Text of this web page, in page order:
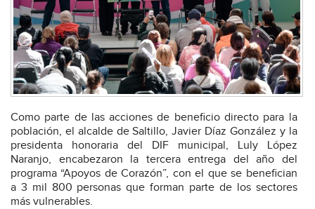
Como parte de las acciones de beneficio directo para la
población, el alcalde de Saltillo, Javier Díaz González y la
presidenta honoraria del DIF municipal, Luly López
Naranjo, encabezaron la tercera entrega del año del
programa “Apoyos de Corazón”, con el que se benefician
a 3 mil 800 personas que forman parte de los sectores
más vulnerables.